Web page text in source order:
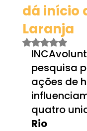
dá início
Laranja
Avaliado
pesquisa
ações de
quatro
Rio